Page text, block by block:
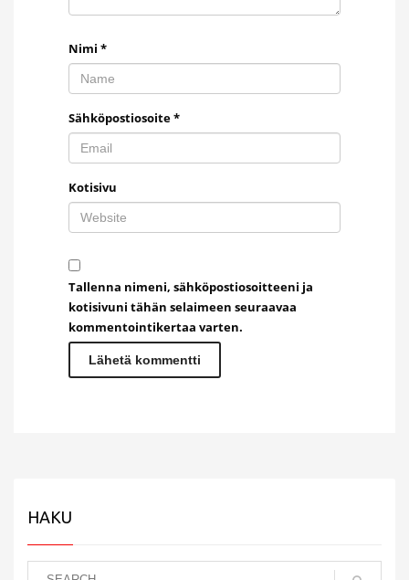
Nimi *
Sähköpostiosoite*
Kotisivu
Tallenna nimeni, sähköpostiosoitteeni ja
kotisivuni tähän selaimeen seuraavaa
kommentointikertaa varten.
HAKU